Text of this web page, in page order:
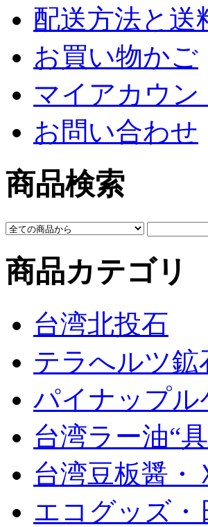
配送方法と送
お買い物かご
マイアカウン
お問い合わせ
商品検索
商品カテゴリ
台湾北投石
テラへルツ鉱
パイナップル
台湾ラー油“
台湾豆板醤・
エコグッズ・